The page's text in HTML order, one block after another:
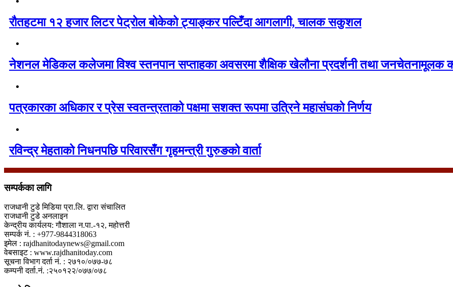
रौतहटमा १२ हजार लिटर पेट्रोल बोकेको ट्याङ्कर पल्टिँदा आगलागी, चालक सकुशल
नेशनल मेडिकल कलेजमा विश्व स्तनपान सप्ताहका अवसरमा शैक्षिक खेलौना प्रदर्शनी तथा जनचेतनामूलक
पत्रकारका अधिकार र प्रेस स्वतन्त्रताको पक्षमा सशक्त रूपमा उत्रिने महासंघको निर्णय
रविन्द्र मेहताको निधनपछि परिवारसँग गृहमन्त्री गुरुङको वार्ता
सम्पर्कका लागि
राजधानी टुडे मिडिया प्रा.लि. द्वारा संचालित
राजधानी टुडे अनलाइन
केन्द्रीय कार्यलय: गौशाला न.पा.-१२, महोत्तरी
सम्पर्क नं. : +977-9844318063
इमेल : rajdhanitodaynews@gmail.com
वेबसाइट : www.rajdhanitoday.com
सूचना विभाग दर्ता नं. : २७१०/०७७-७८
कम्पनी दर्ता.नं. :२५०१२२/०७७/०७८